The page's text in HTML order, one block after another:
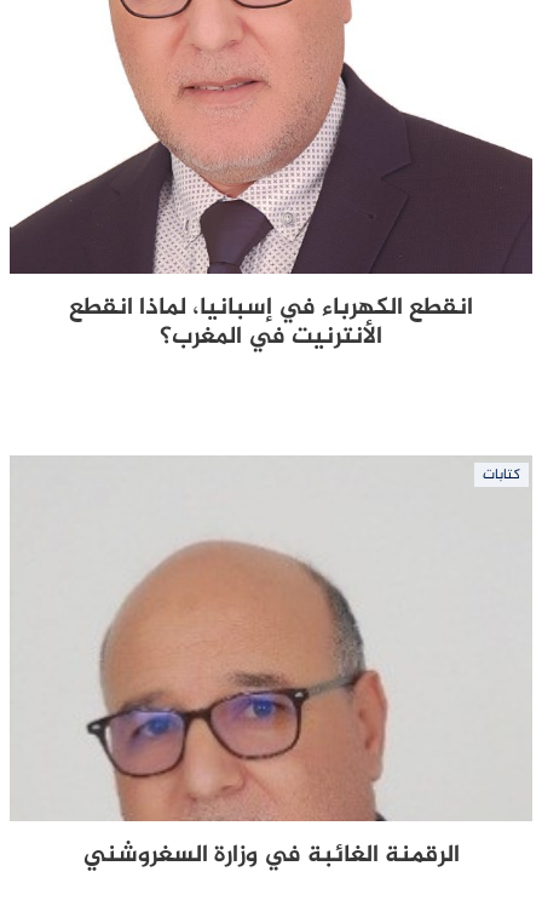
انقطع الكهرباء في إسبانيا، لماذا انقطع
الأنترنيت في المغرب؟
كتابات
الرقمنة الغائبة في وزارة السغروشني